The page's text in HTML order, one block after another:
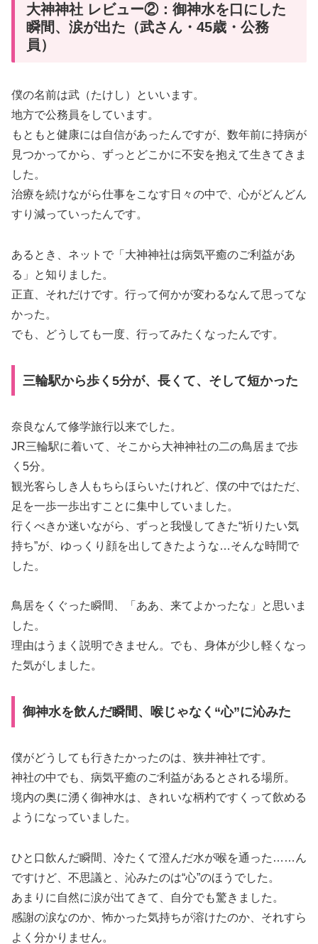
大神神社 レビュー②：御神水を口にした
瞬間、涙が出た（武さん・45歳・公務
員）
僕の名前は武（たけし）といいます。
地方で公務員をしています。
もともと健康には自信があったんですが、数年前に持病が
見つかってから、ずっとどこかに不安を抱えて生きてきま
した。
治療を続けながら仕事をこなす日々の中で、心がどんどん
すり減っていったんです。
あるとき、ネットで「大神神社は病気平癒のご利益があ
る」と知りました。
正直、それだけです。行って何かが変わるなんて思ってな
かった。
でも、どうしても一度、行ってみたくなったんです。
三輪駅から歩く5分が、長くて、そして短かった
奈良なんて修学旅行以来でした。
JR三輪駅に着いて、そこから大神神社の二の鳥居まで歩
く5分。
観光客らしき人もちらほらいたけれど、僕の中ではただ、
足を一歩一歩出すことに集中していました。
行くべきか迷いながら、ずっと我慢してきた“祈りたい気
持ち”が、ゆっくり顔を出してきたような…そんな時間で
した。
鳥居をくぐった瞬間、「ああ、来てよかったな」と思いま
した。
理由はうまく説明できません。でも、身体が少し軽くなっ
た気がしました。
御神水を飲んだ瞬間、喉じゃなく“心”に沁みた
僕がどうしても行きたかったのは、狭井神社です。
神社の中でも、病気平癒のご利益があるとされる場所。
境内の奥に湧く御神水は、きれいな柄杓ですくって飲める
ようになっていました。
ひと口飲んだ瞬間、冷たくて澄んだ水が喉を通った……ん
ですけど、不思議と、沁みたのは“心”のほうでした。
あまりに自然に涙が出てきて、自分でも驚きました。
感謝の涙なのか、怖かった気持ちが溶けたのか、それすら
よく分かりません。